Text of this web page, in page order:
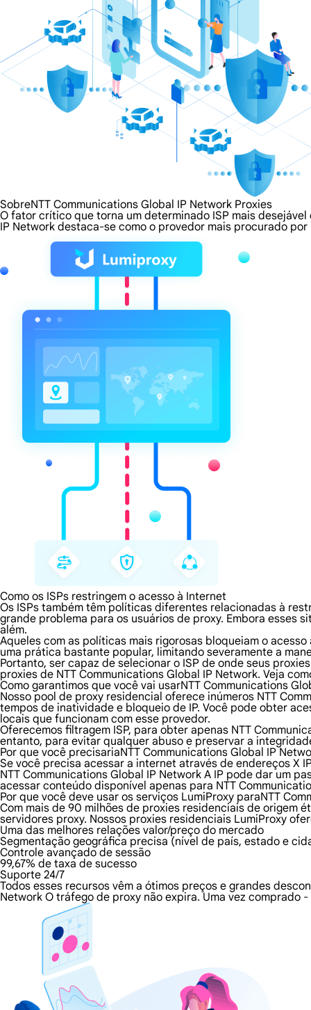
SobreNTT Communications Global IP Network Proxies
O fator crítico que torna um determinado ISP mais
IP Network destaca-se como o provedor mais procurado
Como os ISPs restringem o acesso à Internet
Os ISPs também têm políticas diferentes relacionadas à
grande problema para os usuários de proxy. Embora esses
além.
Aqueles com as políticas mais rigorosas bloqueiam o
uma prática bastante popular, limitando severamente a
Portanto, ser capaz de selecionar o ISP de onde seus
proxies de NTT Communications Global IP Network. Veja
Como garantimos que você vai usarNTT Communications
Nosso pool de proxy residencial oferece inúmeros NTT
tempos de inatividade e bloqueio de IP. Você pode obter
locais que funcionam com esse provedor.
Oferecemos filtragem ISP, para obter apenas NTT
entanto, para evitar qualquer abuso e preservar a
Por que você precisariaNTT Communications Global IP
Se você precisa acessar a internet através de endereços X
NTT Communications Global IP Network A IP pode dar um
acessar conteúdo disponível apenas para NTT
Por que você deve usar os serviços LumiProxy paraNTT
Com mais de 90 milhões de proxies residenciais de origem
servidores proxy. Nossos proxies residenciais LumiProxy
Uma das melhores relações valor/preço do mercado
Segmentação geográfica precisa (nível de país, estado e
Controle avançado de sessão
99,67% de taxa de sucesso
Suporte 24/7
Todos esses recursos vêm a ótimos preços e grandes
Network O tráfego de proxy não expira. Uma vez